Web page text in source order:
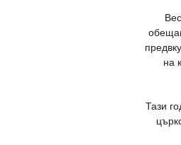
на
Тази